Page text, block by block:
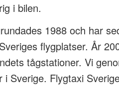
i bilen.
1988 och har
flygplatser. År
tågstationer. Vi
i Sverige. Flygtaxi